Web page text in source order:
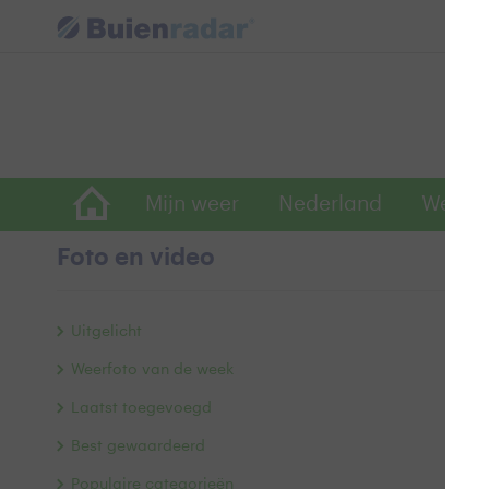
Mijn weer Nederland
Foto en video
Uitgelicht
Weerfoto van de week
Laatst toegevoegd
Best gewaardeerd
Populaire categorieën